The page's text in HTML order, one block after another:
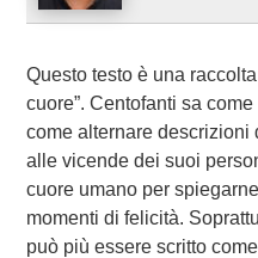
Questo testo è una
cuore”. Centofanti sa
come alternare descrizioni
alle vicende dei suoi
cuore umano per
momenti di felicità.
può più essere scritto